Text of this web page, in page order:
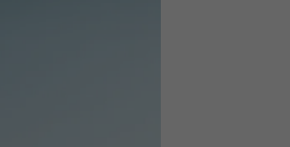
Ne
Suivez-